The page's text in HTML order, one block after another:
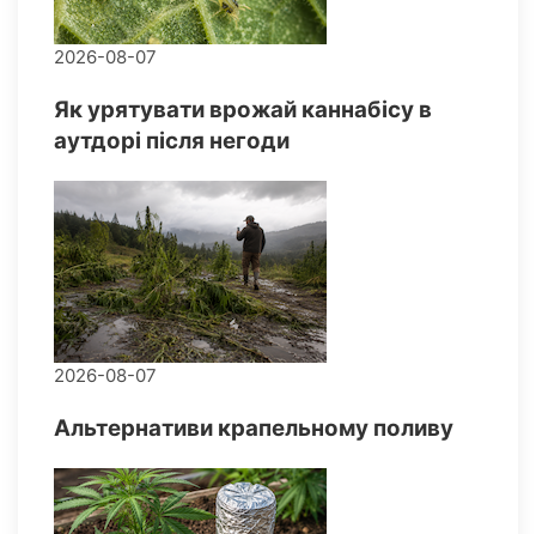
2026-08-07
Як урятувати врожай каннабісу в
аутдорі після негоди
2026-08-07
Альтернативи крапельному поливу